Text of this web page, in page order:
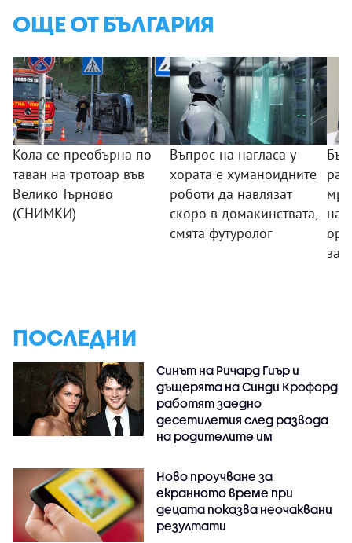
ОЩЕ ОТ БЪЛГАРИЯ
Кола се преобърна по
таван на тротоар във
Велико Търново
(СНИМКИ)
Въпрос на нагласа у
хората е хуманоидните
роботи да навлязат
скоро в домакинствата,
смята футуролог
ПОСЛЕДНИ
Синът на Ричард Гиър и
дъщерята на Синди Крофорд
работят заедно
десетилетия след развода
на родителите им
Ново проучване за
екранното време при
децата показва неочаквани
резултати